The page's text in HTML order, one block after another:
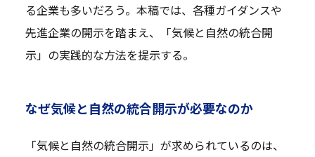
る企業も多いだろう。本稿では、各種ガイダンスや
先進企業の開示を踏まえ、「気候と自然の統合開
示」の実践的な方法を提示する。
なぜ気候と自然の統合開示が必要なのか
「気候と自然の統合開示」が求められているのは、